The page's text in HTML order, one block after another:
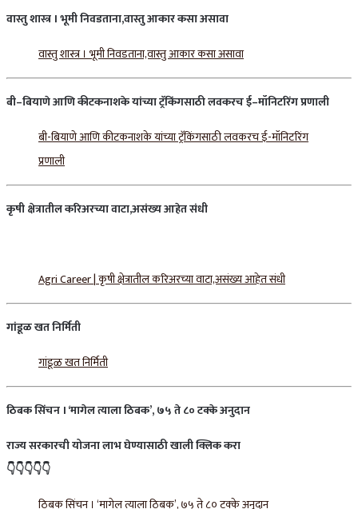
वास्तुशास्त्र ।भूमीनिवडताना,वास्तुआकारकसाअसावा
वास्तु शास्त्र । भूमी निवडताना,वास्तु आकार कसा असावा
बी–बियाणेआणिकीटकनाशकेयांच्याट्रॅकिंगसाठीलवकरचई–मॉनिटरिंगप्रणाली
बी-बियाणे आणि कीटकनाशके यांच्या ट्रॅकिंगसाठी लवकरच ई-मॉनिटरिंग
प्रणाली
कृषीक्षेत्रातीलकरिअरच्यावाटा,असंख्यआहेतसंधी
Agri Career | कृषी क्षेत्रातील करिअरच्या वाटा,असंख्य आहेत संधी
गांडूळखतनिर्मिती
गांडूळ खत निर्मिती
ठिबकसिंचन ।‘मागेलत्यालाठिबक’,७५ते८०टक्केअनुदान
राज्यसरकारचीयोजनालाभघेण्यासाठीखालीक्लिककरा
👇👇👇👇👇
ठिबक सिंचन । ‘मागेल त्याला ठिबक’, ७५ ते ८० टक्के अनुदान